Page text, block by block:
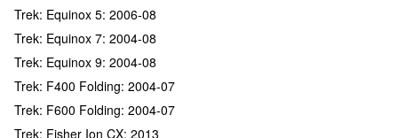
Trek: Equinox 5: 2006-08
Trek: Equinox 7: 2004-08
Trek: Equinox 9: 2004-08
Trek: F400 Folding: 2004-07
Trek: F600 Folding: 2004-07
Trek: Fisher Ion CX: 2013